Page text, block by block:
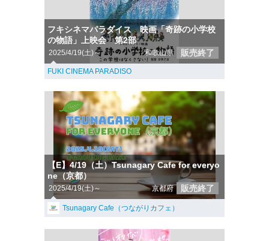
フキシネマパラダイス 映画「奇跡の小学校
の物語」上映会 第2部
2025/4/19(土)～ 和歌山県 販売終了
FUKI CINEMA PARADISO
【E】4/19（土）Tsunagary Cafe for everyo
ne（京都）
2025/4/19(土)～ 京都府 販売終了
Tsunagary Cafe（つながりカフェ）